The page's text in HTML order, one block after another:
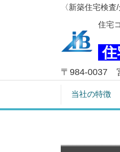
〈新築住宅検
住宅
〒984-0037
当社の特徴